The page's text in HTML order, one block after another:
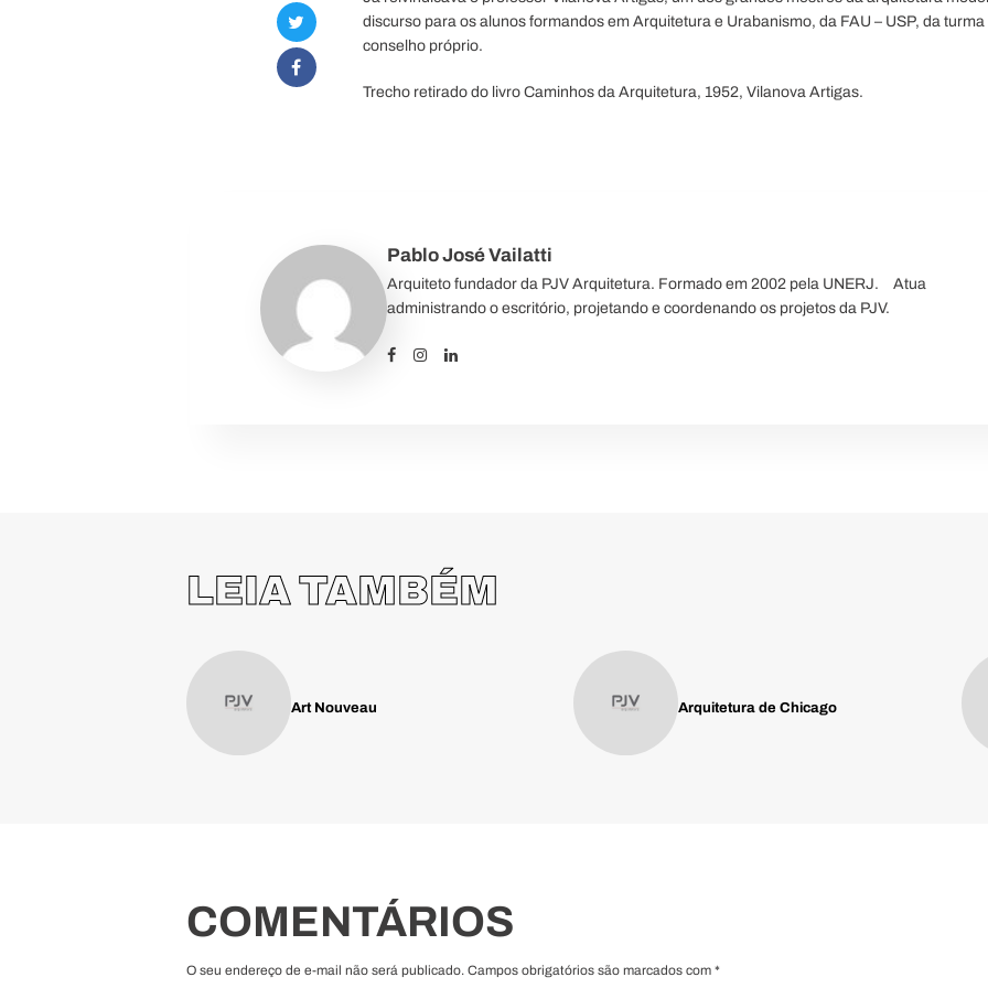
discurso para os alunos formandos em Arquitetura e Urabanismo, da FAU – USP, da
conselho próprio.
Trecho retirado do livro Caminhos da Arquitetura, 1952, Vilanova Artigas.
Pablo José Vailatti
Arquiteto fundador da PJV Arquitetura. Formado em 2002 pela UNERJ.⠀ Atua
administrando o escritório, projetando e coordenando os projetos da PJV.
LEIA TAMBÉM
Art Nouveau Arquitetura de Chicago
COMENTÁRIOS
O seu endereço de e-mail não será publicado. Campos obrigatórios são marcados com *